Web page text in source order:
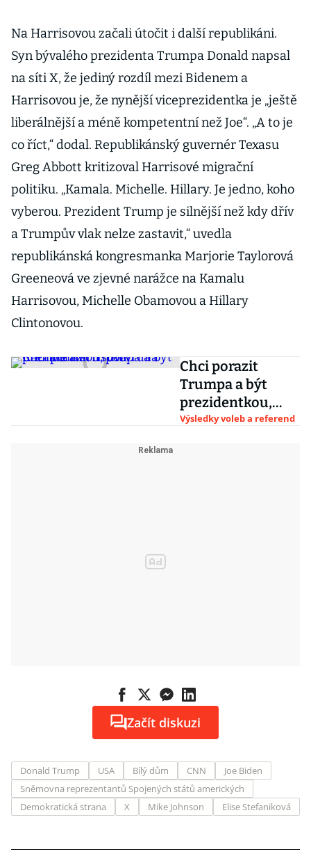
Na Harrisovou začali útočit i další republikáni.
Syn bývalého prezidenta Trumpa Donald napsal
na síti X, že jediný rozdíl mezi Bidenem a
Harrisovou je, že nynější viceprezidentka je „ještě
liberálnější a méně kompetentní než Joe“. „A to je
co říct,“ dodal. Republikánský guvernér Texasu
Greg Abbott kritizoval Harrisové migrační
politiku. „Kamala. Michelle. Hillary. Je jedno, koho
vyberou. Prezident Trump je silnější než kdy dřív
a Trumpův vlak nelze zastavit,“ uvedla
republikánská kongresmanka Marjorie Taylorová
Greeneová ve zjevné narážce na Kamalu
Harrisovou, Michelle Obamovou a Hillary
Clintonovou.
Chci porazit
Trumpa a být
prezidentkou,
potvrdila Kamala
Výsledky voleb a referend
Začít diskuzi
Donald Trump USA Bílý dům CNN
Joe Biden
Sněmovna reprezentantů Spojených států amerických
Demokratická strana
X Mike Johnson Elise Stefaniková